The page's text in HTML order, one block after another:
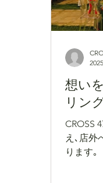
説を聴
い
なり合
ること
の度は
日本酒
画＆投
イベン
部の歴史
想い
リン
CROSS
え､店外
ります｡